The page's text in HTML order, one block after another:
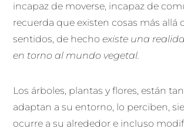
incapaz de moverse, incapaz de
recuerda que existen cosas más allá
sentidos, de hechoexiste una
en torno al mundo vegetal.
Los árboles, plantas y flores, están
adaptan a su entorno, lo perciben,
ocurre a su alrededor e incluso